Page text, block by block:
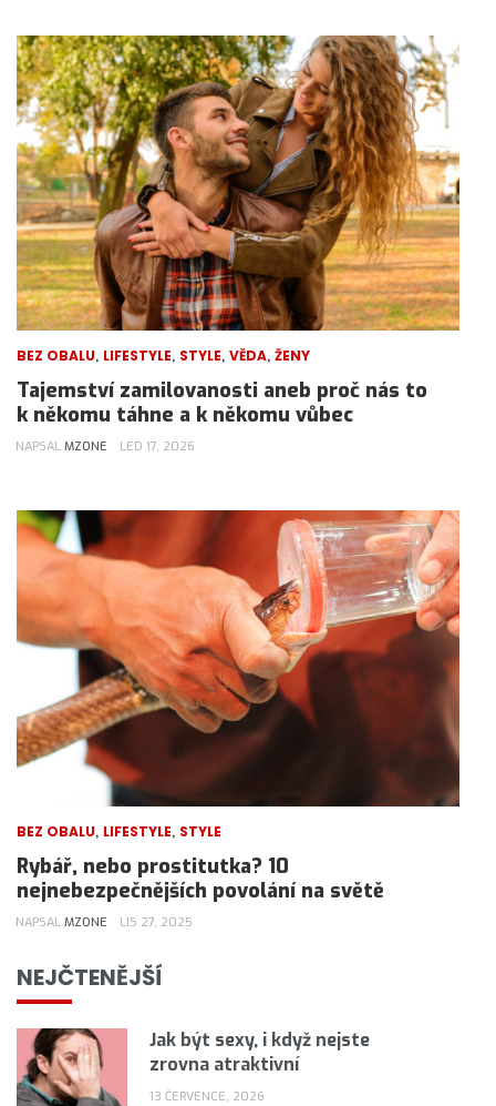
BEZ OBALU, LIFESTYLE, STYLE, VĚDA, ŽENY
Tajemství zamilovanosti aneb proč nás to
k někomu táhne a k někomu vůbec
NAPSAL MZONE LED 17, 2026
BEZ OBALU, LIFESTYLE, STYLE
Rybář, nebo prostitutka? 10
nejnebezpečnějších povolání na světě
NAPSAL MZONE LIS 27, 2025
NEJČTENĚJŠÍ
Jak být sexy, i když nejste
zrovna atraktivní
13 ČERVENCE, 2026